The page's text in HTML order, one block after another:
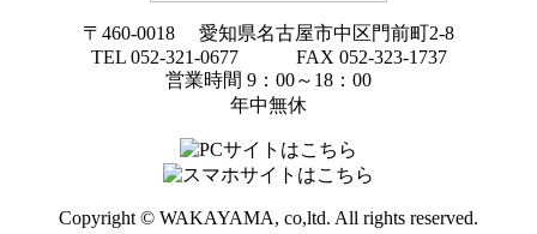
〒460-0018 愛知県名古屋市中区門前町2-8
TEL 052-321-0677 FAX 052-323-1737
営業時間 9：00～18：00
年中無休
Copyright © WAKAYAMA, co,ltd. All rights reserved.